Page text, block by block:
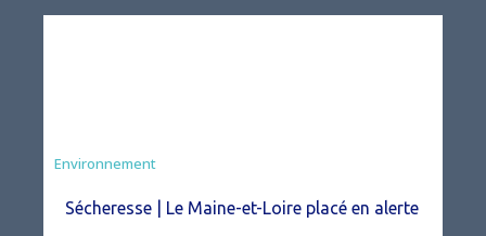
Environnement
Sécheresse | Le Maine-et-Loire placé en alerte